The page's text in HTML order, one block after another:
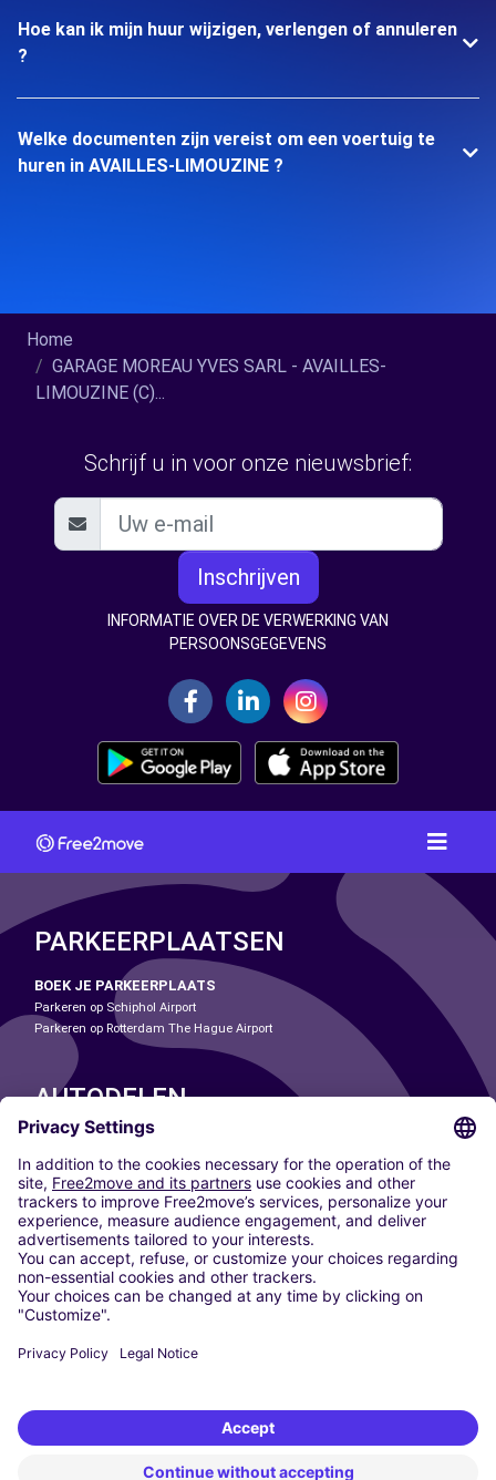
Hoe kan ik mijn huur wijzigen, verlengen of annuleren
?
Welke documenten zijn vereist om een voertuig te
huren in AVAILLES-LIMOUZINE ?
Home
GARAGE MOREAU YVES SARL - AVAILLES-
LIMOUZINE (C)...
Schrijf u in voor onze nieuwsbrief:
Inschrijven
INFORMATIE OVER DE VERWERKING VAN
PERSOONSGEGEVENS
PARKEERPLAATSEN
BOEK JE PARKEERPLAATS
Parkeren op Schiphol Airport
Parkeren op Rotterdam The Hague Airport
AUTODELEN
ONZE STEDEN
Paris
Madrid
Washington DC
Milaan
Rome
Turijn
Wenen
Berlijn
Düsseldorf